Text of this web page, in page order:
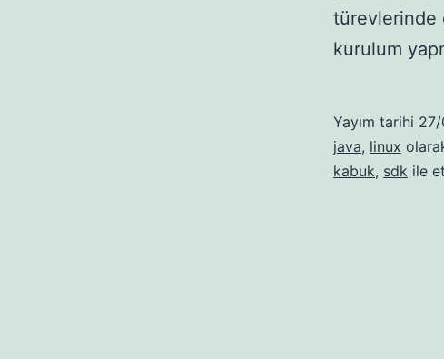
türevlerinde
kurulum
Yayım tarihi
java, linux
kabuk, sdk ile